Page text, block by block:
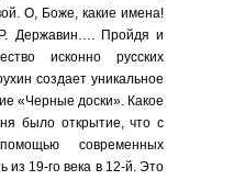
О, Боже, какие имена!
Державин…. Пройдя и
исконно русских
создает уникальное
«Черные доски». Какое
было открытие, что с
современных
из 19-го века в 12-й. Это